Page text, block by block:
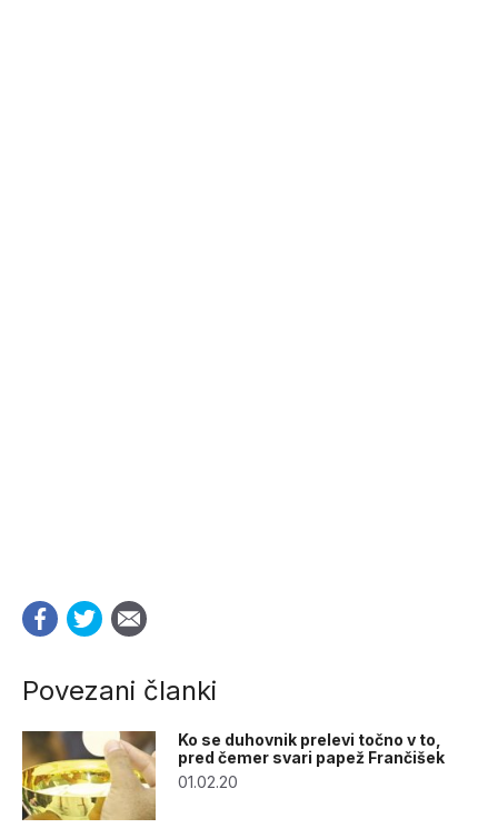
Povezani članki
Ko se duhovnik prelevi točno v to,
pred čemer svari papež Frančišek
01.02.20